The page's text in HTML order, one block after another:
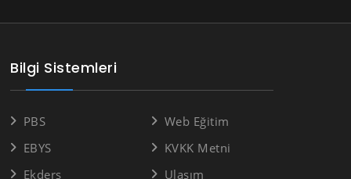
Bilgi Sistemleri
PBS
EBYS
Ekders
Web Eğitim
KVKK Metni
Ulaşım